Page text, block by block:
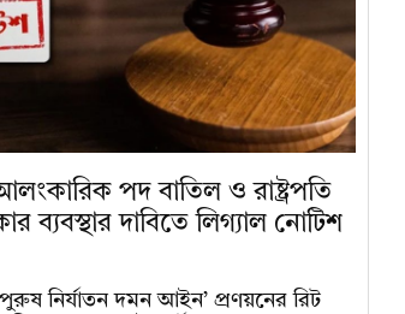
আলংকারিক পদ বাতিল ও রাষ্ট্রপতি
ব্যবস্থার দাবিতে লিগ্যাল নোটিশ
নির্যাতন দমন আইন’ প্রণয়নের রিট